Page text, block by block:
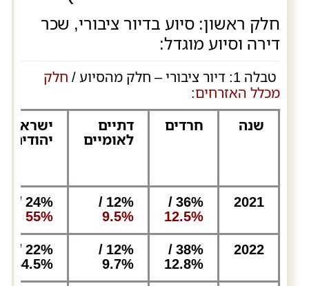
חלק ראשון: סיוע בדיור ציבורי, שכר
דירה וסיוע מוגדל:
טבלה 1: דיור ציבורי – חלק מהסיוע /
חלק
מכלל האזרחים:
שנה
חרדים דתיים
לאומיים יהודים
2021
36% /
12.5%
12% /
9.5%
24% /
55%
2022
38% /
12.8%
12% /
9.7%
22% /
54.5%